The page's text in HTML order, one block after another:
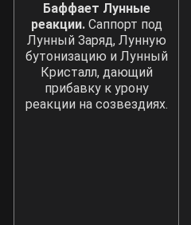
Баффает Лунные
реакции.Саппорт под
Лунный Заряд, Лунную
бутонизацию и Лунный
Кристалл, дающий
прибавку к урону
реакции на созвездиях.